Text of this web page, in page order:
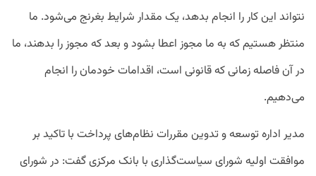
نتواند این کار را انجام بدهد، یک مقدار شرایط بغرنج می‌شود. ما
منتظر هستیم که به ما مجوز اعطا بشود و بعد که مجوز را بدهند، ما
در آن فاصله زمانی که قانونی است، اقدامات خودمان را انجام
می‌دهیم.
مدیر اداره توسعه و تدوین مقررات نظام‌های پرداخت با تاکید بر
موافقت اولیه شورای سیاست‌گذاری با بانک مرکزی گفت: در شورای